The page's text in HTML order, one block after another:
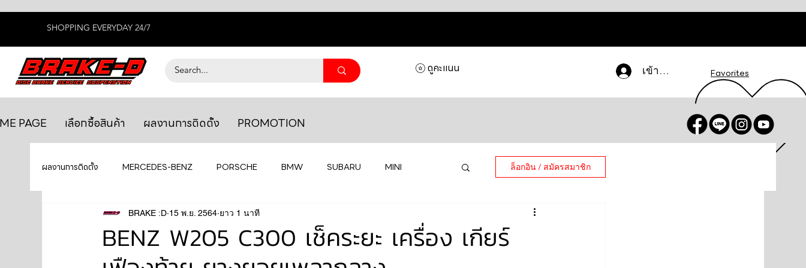
SHOPPING EVERYDAY 24/7
เข้าสู่ระบบ Favorites
ดูคะแนน
PAGE เลือกซื้อสินค้า ผลงานการติดตั้ง PROMOTION
ผลงานการติดตั้ง MERCEDES-BENZ PORSCHE BMW SUBARU MINI
BENTLEY LEXUS ยางรถยนต์ AUDI
MAHLE MAZDA TOYOTA HONDA VOLKSWAGEN
ล็อกอิน / สมัครสมาชิก
BENZ W205 C300 เช็คระยะ เครื่อง เกียร์
BRAKE :D 15 พ.ย. 2564 ยาว 1 นาที